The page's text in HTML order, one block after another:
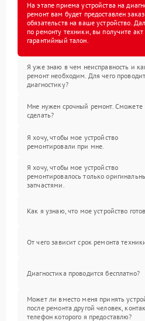
На этапе приема устройства на
ремонт вам будет предоставлен
обязательств на ваше устройство.
по ремонту техники, вы получите
гарантийный талон.
Я уже знаю в чем неисправность и
ремонт необходим. Для чего
диагностику?
Мне нужен срочный ремонт. Сможете
сделать?
Я хочу, чтобы мое устройство
ремонтировали при мне.
Я хочу, чтобы мое устройство
ремонтировалось только
запчастями.
Как я узнаю, что мое устройство
От чего зависит срок ремонта
Диагностика проводится бесплатно?
Может ли вместо меня принять
после ремонта другой человек,
телефон которого я предоставлю?